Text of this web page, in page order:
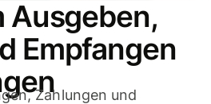
Ausgeben,
Empfangen
Zahlungen und